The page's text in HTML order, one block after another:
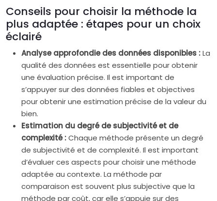
Conseils pour choisir la méthode la
plus adaptée : étapes pour un choix
éclairé
Analyse approfondie des données disponibles :La
qualité des données est essentielle pour obtenir
une évaluation précise. Il est important de
s’appuyer sur des données fiables et objectives
pour obtenir une estimation précise de la valeur du
bien.
Estimation du degré de subjectivité et de
complexité :Chaque méthode présente un degré
de subjectivité et de complexité. Il est important
d’évaluer ces aspects pour choisir une méthode
adaptée au contexte. La méthode par
comparaison est souvent plus subjective que la
méthode par coût, car elle s’appuie sur des